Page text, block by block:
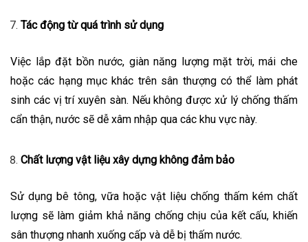
Tác động từ quá trình sử dụng
Việc lắp đặt bồn nước, giàn năng lượng mặt trời, mái che
hoặc các hạng mục khác trên sân thượng có thể làm phát
sinh các vị trí xuyên sàn. Nếu không được xử lý chống thấm
cẩn thận, nước sẽ dễ xâm nhập qua các khu vực này.
Chất lượng vật liệu xây dựng không đảm bảo
Sử dụng bê tông, vữa hoặc vật liệu chống thấm kém chất
lượng sẽ làm giảm khả năng chống chịu của kết cấu, khiến
sân thượng nhanh xuống cấp và dễ bị thấm nước.